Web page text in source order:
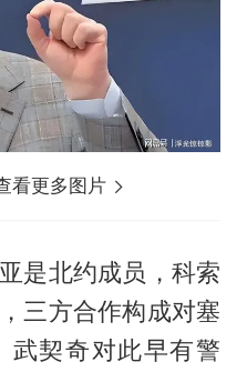
看更多图片
是北约成员，科索
三方合作构成对塞
武契奇对此早有警